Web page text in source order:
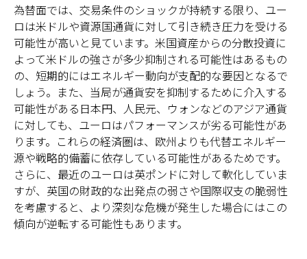
為替面では、交易条件のショックが持続する限り、ユー
ロは米ドルや資源国通貨に対して引き続き圧力を受ける
可能性が高いと見ています。米国資産からの分散投資に
よって米ドルの強さが多少抑制される可能性はあるもの
の、短期的にはエネルギー動向が支配的な要因となるで
しょう。また、当局が通貨安を抑制するために介入する
可能性がある日本円、人民元、ウォンなどのアジア通貨
に対しても、ユーロはパフォーマンスが劣る可能性があ
ります。これらの経済圏は、欧州よりも代替エネルギー
源や戦略的備蓄に依存している可能性があるためです。
さらに、最近のユーロは英ポンドに対して軟化していま
すが、英国の財政的な出発点の弱さや国際収支の脆弱性
を考慮すると、より深刻な危機が発生した場合にはこの
傾向が逆転する可能性もあります。